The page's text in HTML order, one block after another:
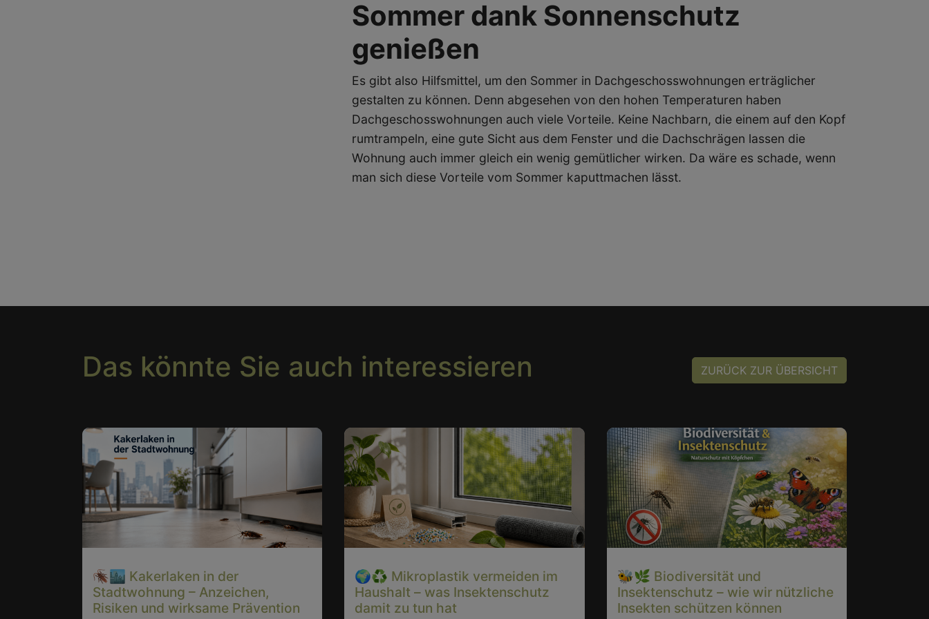
Sommer dank Sonnenschutz
genießen
Es gibt also Hilfsmittel, um den Sommer in Dachgeschosswohnungen erträglicher
gestalten zu können. Denn abgesehen von den hohen Temperaturen haben
Dachgeschosswohnungen auch viele Vorteile. Keine Nachbarn, die einem auf den Kopf
rumtrampeln, eine gute Sicht aus dem Fenster und die Dachschrägen lassen die
Wohnung auch immer gleich ein wenig gemütlicher wirken. Da wäre es schade, wenn
man sich diese Vorteile vom Sommer kaputtmachen lässt.
Das könnte Sie auch interessieren ZURÜCK ZUR ÜBERSICHT
🪳🏙️ Kakerlaken in der
Stadtwohnung – Anzeichen,
Risiken und wirksame Prävention
🌍♻️ Mikroplastik vermeiden im
Haushalt – was Insektenschutz
damit zu tun hat
🐝🌿 Biodiversität und
Insektenschutz – wie wir nützliche
Insekten schützen können